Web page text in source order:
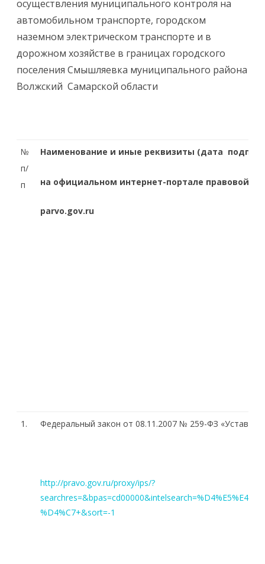
осуществления муниципального контроля на
автомобильном транспорте, городском
наземном электрическом транспорте и в
дорожном хозяйстве в границах городского
поселения Смышляевка муниципального района
Волжский Самарской области
№
п/
п
Наименование и иные реквизиты (дата
на официальном интернет-портале правовой
parvo.gov.ru
1. Федеральный закон от 08.11.2007 № 259-ФЗ «Устав
http://pravo.gov.ru/proxy/ips/?
%D4%C7+&sort=-1